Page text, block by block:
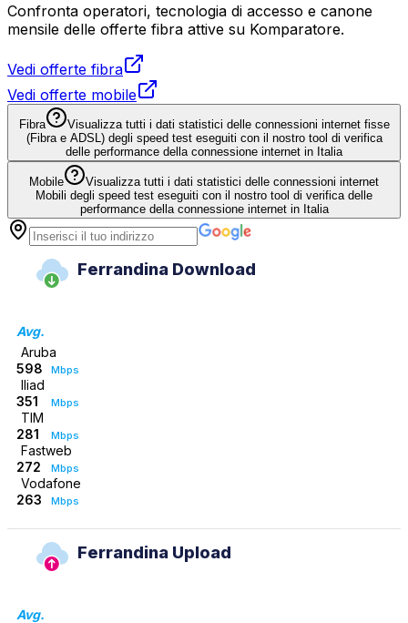
Confronta operatori, tecnologia di accesso e canone
mensile delle offerte fibra attive su Komparatore.
Vedi offerte fibra
Vedi offerte mobile
Fibra
Visualizza tutti i dati statistici delle connessioni internet fisse
(Fibra e ADSL) degli speed test eseguiti con il nostro tool di verifica
delle performance della connessione internet in Italia
Mobile
Visualizza tutti i dati statistici delle connessioni internet
Mobili degli speed test eseguiti con il nostro tool di verifica delle
performance della connessione internet in Italia
Ferrandina Download
Avg.
Aruba
598
Mbps
Iliad
351
Mbps
TIM
281
Mbps
Fastweb
272
Mbps
Vodafone
263
Mbps
Ferrandina Upload
Avg.